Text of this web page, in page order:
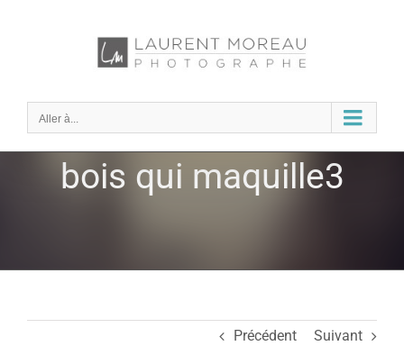
Aller à...
bois qui maquille3
Précédent Suivant